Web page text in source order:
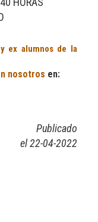
ex alumnos de la
nosotros en:
Publicado
el 22-04-2022